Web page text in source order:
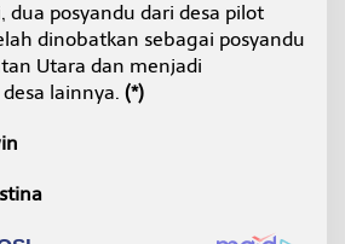
dua posyandu dari desa pilot
dinobatkan sebagai posyandu
Utara dan menjadi
lainnya. (*)